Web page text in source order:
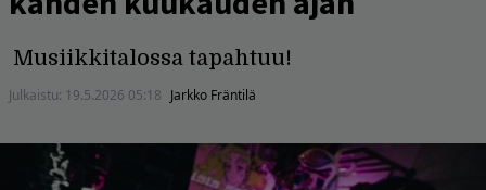
Musiikkitalossa tapahtuu!
Julkaistu: 19.5.2026 05:18 Jarkko Fräntilä